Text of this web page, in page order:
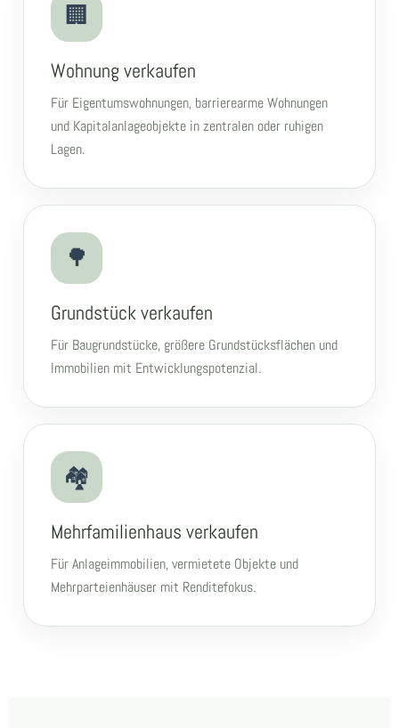
🏢
Wohnung verkaufen
Für Eigentumswohnungen, barrierearme Wohnungen
und Kapitalanlageobjekte in zentralen oder ruhigen
Lagen.
🌳
Grundstück verkaufen
Für Baugrundstücke, größere Grundstücksflächen und
Immobilien mit Entwicklungspotenzial.
🏘
Mehrfamilienhaus verkaufen
Für Anlageimmobilien, vermietete Objekte und
Mehrparteienhäuser mit Renditefokus.